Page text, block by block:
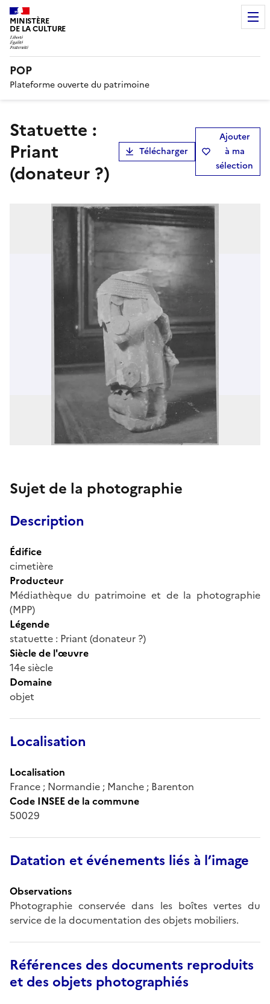
MINISTÈRE
DE LA CULTURE
POP
Plateforme ouverte du patrimoine
statuette :
Priant
(donateur ?)
Télécharger
Ajouter
à ma
sélection
Sujet de la photographie
Description
Édifice
cimetière
Producteur
Médiathèque du patrimoine et de la photographie
(MPP)
Légende
statuette : Priant (donateur ?)
Siècle de l'œuvre
14e siècle
Domaine
objet
Localisation
Localisation
France ; Normandie ; Manche ; Barenton
Code INSEE de la commune
50029
Datation et événements liés à l’image
Observations
Photographie conservée dans les boîtes vertes du
service de la documentation des objets mobiliers.
Références des documents reproduits
et des objets photographiés